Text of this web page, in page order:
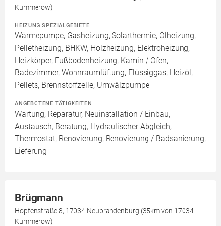
Kummerow)
HEIZUNG SPEZIALGEBIETE
Wärmepumpe, Gasheizung, Solarthermie, Ölheizung,
Pelletheizung, BHKW, Holzheizung, Elektroheizung,
Heizkörper, Fußbodenheizung, Kamin / Ofen,
Badezimmer, Wohnraumlüftung, Flüssiggas, Heizöl,
Pellets, Brennstoffzelle, Umwälzpumpe
ANGEBOTENE TÄTIGKEITEN
Wartung, Reparatur, Neuinstallation / Einbau,
Austausch, Beratung, Hydraulischer Abgleich,
Thermostat, Renovierung, Renovierung / Badsanierung,
Lieferung
Brügmann
Hopfenstraße 8, 17034 Neubrandenburg (35km von 17034
Kummerow)